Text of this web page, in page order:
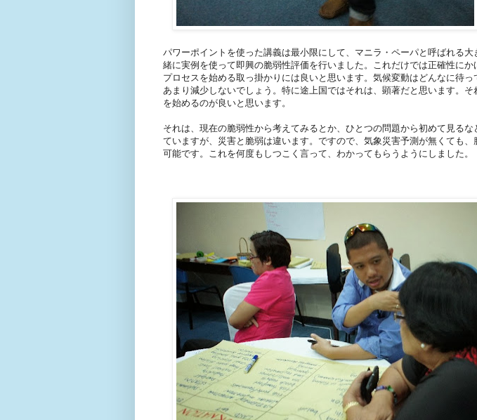
パワーポイントを使った講義は最小限にして、マニラ・ペーパと呼ばれる大
緒に実例を使って即興の脆弱性評価を行いました。これだけでは正確性にか
プロセスを始める取っ掛かりには良いと思います。気候変動はどんなに待っ
あまり減少しないでしょう。特に途上国ではそれは、顕著だと思います。
を始めるのが良いと思います。
それは、現在の脆弱性から考えてみるとか、ひとつの問題から初めて見るな
ていますが、災害と脆弱は違います。ですので、気象災害予測が無くても、
可能です。これを何度もしつこく言って、わかってもらうようにしました。